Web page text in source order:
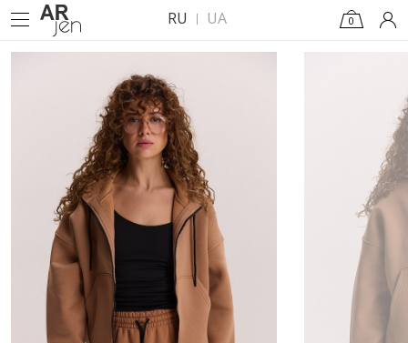
RU UA 0